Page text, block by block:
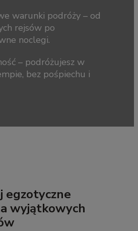
warunki podróży – od
rejsów po
noclegi.
– podróżujesz w
bez pośpiechu i
egzotyczne
wyjątkowych